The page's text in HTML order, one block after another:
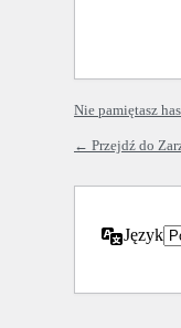
Nie pamiętasz
← Przejdź do
Język